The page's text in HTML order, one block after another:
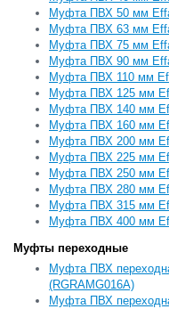
Муфта ПВХ 50 мм
Муфта ПВХ 63 мм
Муфта ПВХ 75 мм
Муфта ПВХ 90 мм
Муфта ПВХ 110 мм
Муфта ПВХ 125 мм
Муфта ПВХ 140 мм
Муфта ПВХ 160 мм
Муфта ПВХ 200 мм
Муфта ПВХ 225 мм
Муфта ПВХ 250 мм
Муфта ПВХ 280 мм
Муфта ПВХ 315 мм
Муфта ПВХ 400 мм
Муфты переходные
Муфта ПВХ
(RGRAMG016A)
Муфта ПВХ